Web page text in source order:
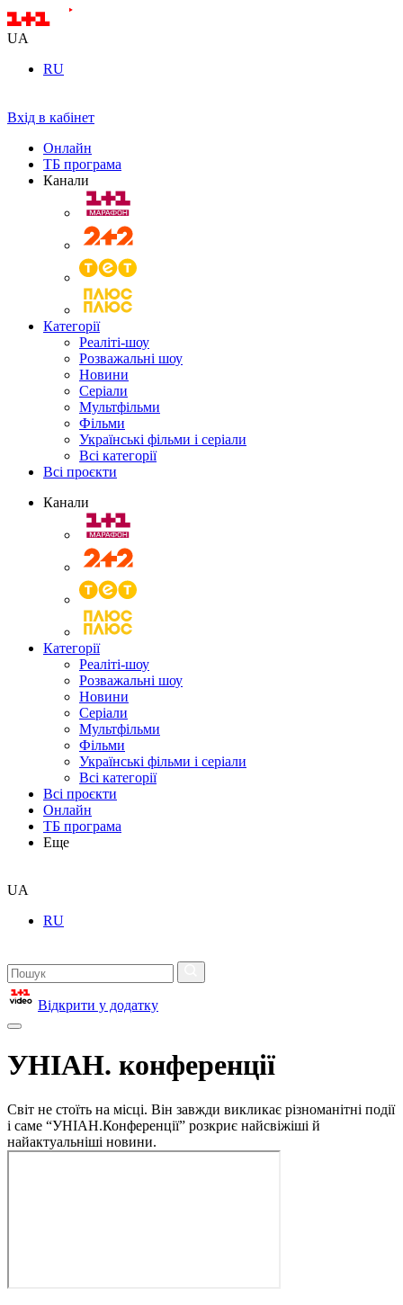
UA
RU
Вхід в кабінет
Онлайн
ТБ програма
Канали
Категорії
Реаліті-шоу
Розважальні шоу
Новини
Серіали
Мультфільми
Фільми
Українські фільми і серіали
Всі категорії
Всі проєкти
Канали
Категорії
Реаліті-шоу
Розважальні шоу
Новини
Серіали
Мультфільми
Фільми
Українські фільми і серіали
Всі категорії
Всі проєкти
Онлайн
ТБ програма
Еще
UA
RU
Відкрити у додатку
УНІАН. конференції
Світ не стоїть на місці. Він завжди викликає різноманітні події
і саме “УНІАН.Конференції” розкриє найсвіжіші й
найактуальніші новини.